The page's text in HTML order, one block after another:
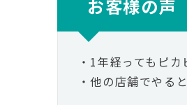
お客様の声
・1年経ってもピ
・他の店舗でやる